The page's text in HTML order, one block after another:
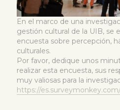
En el marco de una
gestión cultural de la UIB, se
encuesta sobre percepción,
culturales.
Por favor, dedique unos
realizar esta encuesta, sus
muy valiosas para la
https://